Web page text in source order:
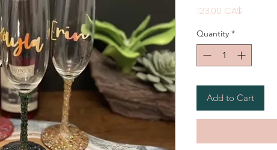
123,00 CA$
Quantity *
Add to Cart